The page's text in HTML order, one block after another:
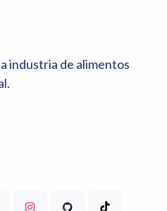
industria de alimentos